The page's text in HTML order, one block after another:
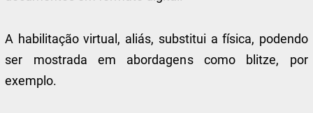
A habilitação virtual, aliás, substitui a física, podendo
ser mostrada em abordagens como blitze, por
exemplo.